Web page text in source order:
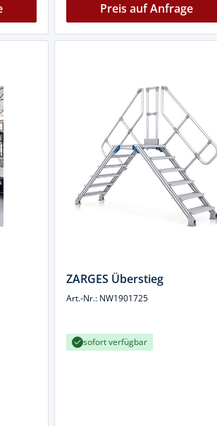
Preis auf Anfrage
ZARGES Überstieg
Art.-Nr.: NW1901725
sofort verfügbar